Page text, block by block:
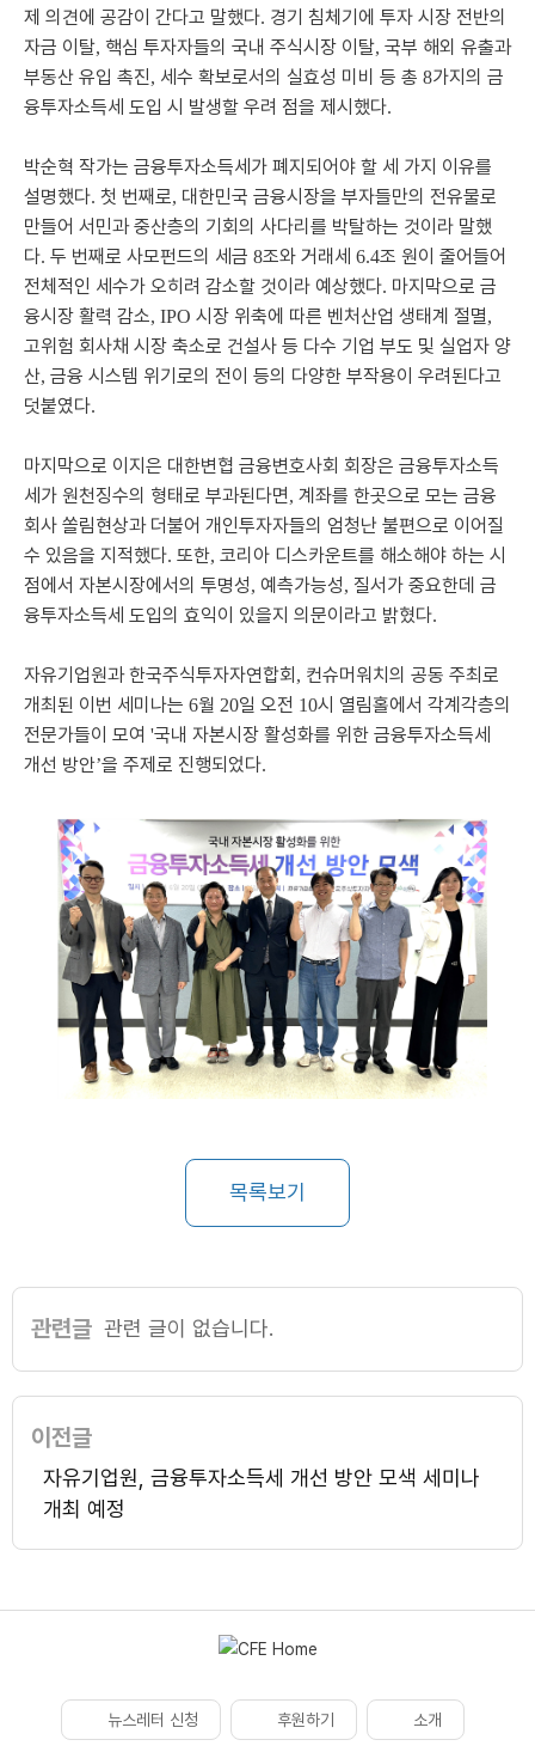
제 의견에 공감이 간다고 말했다. 경기 침체기에 투자 시장 전반의
자금 이탈, 핵심 투자자들의 국내 주식시장 이탈, 국부 해외 유출과
부동산 유입 촉진, 세수 확보로서의 실효성 미비 등 총 8가지의 금
융투자소득세 도입 시 발생할 우려 점을 제시했다.
박순혁 작가는 금융투자소득세가 폐지되어야 할 세 가지 이유를
설명했다. 첫 번째로, 대한민국 금융시장을 부자들만의 전유물로
만들어 서민과 중산층의 기회의 사다리를 박탈하는 것이라 말했
다. 두 번째로 사모펀드의 세금 8조와 거래세 6.4조 원이 줄어들어
전체적인 세수가 오히려 감소할 것이라 예상했다. 마지막으로 금
융시장 활력 감소, IPO 시장 위축에 따른 벤처산업 생태계 절멸,
고위험 회사채 시장 축소로 건설사 등 다수 기업 부도 및 실업자 양
산, 금융 시스템 위기로의 전이 등의 다양한 부작용이 우려된다고
덧붙였다.
마지막으로 이지은 대한변협 금융변호사회 회장은 금융투자소득
세가 원천징수의 형태로 부과된다면, 계좌를 한곳으로 모는 금융
회사 쏠림현상과 더불어 개인투자자들의 엄청난 불편으로 이어질
수 있음을 지적했다. 또한, 코리아 디스카운트를 해소해야 하는 시
점에서 자본시장에서의 투명성, 예측가능성, 질서가 중요한데 금
융투자소득세 도입의 효익이 있을지 의문이라고 밝혔다.
자유기업원과 한국주식투자자연합회 , 컨슈머워치의 공동 주최로
개최된 이번 세미나는 6월 20일 오전 10시 열림홀에서 각계각층의
전문가들이 모여 '국내 자본시장 활성화를 위한 금융투자소득세
개선 방안’을 주제로 진행되었다.
목록보기
관련글 관련 글이 없습니다.
이전글
자유기업원, 금융투자소득세 개선 방안 모색 세미나
개최 예정
뉴스레터 신청 후원하기 소개